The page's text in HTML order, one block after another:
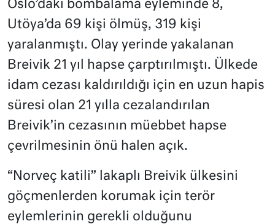
Oslo’daki bombalama eyleminde 8,
Utöya’da 69 kişi ölmüş, 319 kişi
yaralanmıştı. Olay yerinde yakalanan
Breivik 21 yıl hapse çarptırılmıştı. Ülkede
idam cezası kaldırıldığı için en uzun hapis
süresi olan 21 yılla cezalandırılan
Breivik’in cezasının müebbet hapse
çevrilmesinin önü halen açık.
“Norveç katili” lakaplı Breivik ülkesini
göçmenlerden korumak için terör
eylemlerinin gerekli olduğunu